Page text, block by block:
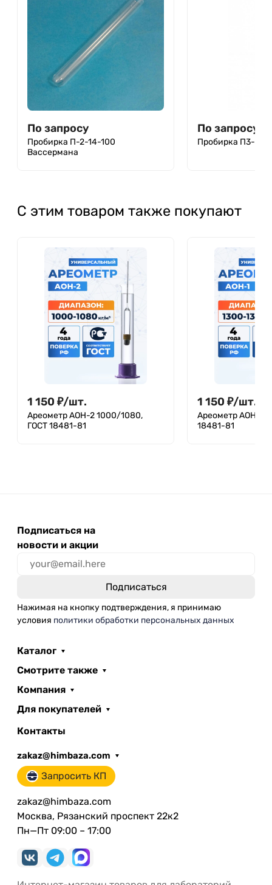
По запросу
Пробирка П-2-14-100
Вассермана
По запросу
Пробирка П3-8-
С этим товаром также покупают
1 150 ₽/шт.
Ареометр АОН-2 1000/1080,
ГОСТ 18481-81
1 150 ₽/шт.
Ареометр АОН-1
18481-81
Подписаться на
новости и акции
Нажимая на кнопку подтверждения, я принимаю
условия политики обработки персональных данных
Каталог
Смотрите также
Компания
Для покупателей
Контакты
zakaz@himbaza.com
Запросить КП
zakaz@himbaza.com
Москва, Рязанский проспект 22к2
Пн—Пт 09:00 – 17:00